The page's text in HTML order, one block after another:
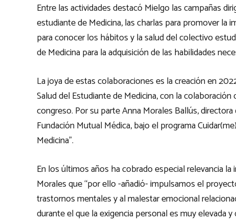
Entre las actividades destacó Mielgo las campañas
estudiante de Medicina, las charlas para promover la
para conocer los hábitos y la salud del colectivo
de Medicina para la adquisición de las habilidades
La joya de estas colaboraciones es la creación en
Salud del Estudiante de Medicina, con la
congreso. Por su parte Anna Morales Ballús,
Fundación Mutual Médica, bajo el programa
Medicina”.
En los últimos años ha cobrado especial relevancia
Morales que “por ello -añadió- impulsamos el
trastornos mentales y al malestar emocional
durante el que la exigencia personal es muy elevada